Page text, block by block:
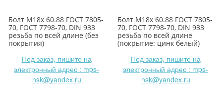
Болт М18х 60.88 ГОСТ 7805-
70, ГОСТ 7798-70, DIN 933
резьба по всей длине (без
покрытия)
Под заказ, пишите на
электронный адрес : mps-
nsk@yandex.ru
Болт М18х 60.88 ГОСТ 7805-
70, ГОСТ 7798-70, DIN 933
резьба по всей длине
(покрытие: цинк белый)
Под заказ, пишите на
электронный адрес : mps-
nsk@yandex.ru